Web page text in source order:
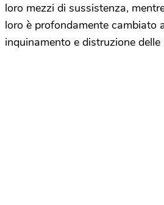
loro mezzi di sussistenza,
loro è profondamente cambiato
inquinamento e distruzione